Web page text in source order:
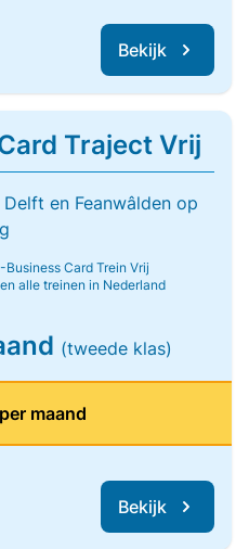
Bekijk
Traject Vrij
en Feanwâlden op
Card Trein Vrij
alle treinen in Nederland
(tweede klas)
maand
Bekijk